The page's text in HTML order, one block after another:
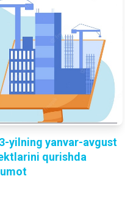
yilning yanvar-avgust
qurishda